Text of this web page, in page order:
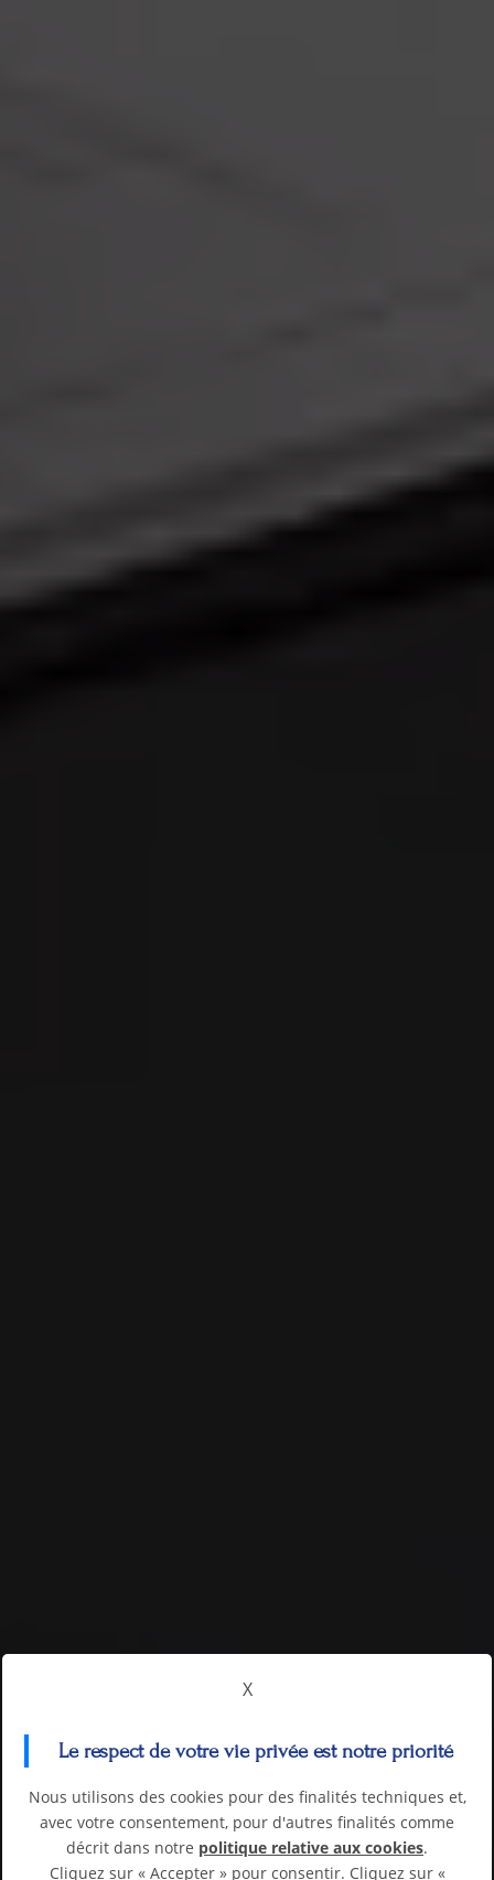
X
Le respect de votre vie privée est notre priorité
Nous utilisons des cookies pour des finalités techniques et,
avec votre consentement, pour d'autres finalités comme
décrit dans notre politique relative aux cookies.
Cliquez sur « Accepter » pour consentir. Cliquez sur «